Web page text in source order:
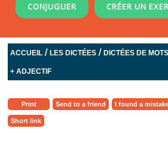
CONJUGUER CRÉER UN
ACCUEIL /LES DICTÉES /DICTÉES DE MOTS
+ ADJECTIF
Print Send to a friend I found a
Short link